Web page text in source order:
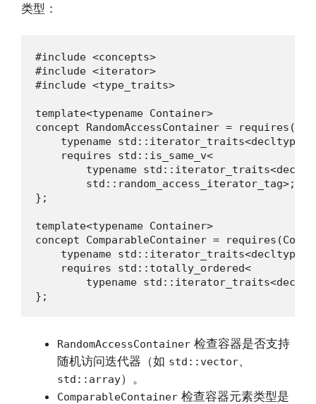
类型：
#include <concepts>
#include <iterator>
#include <type_traits>
template<typename Container>
concept RandomAccessContainer =
typename
    requires std::is_same_v<
typename
        std::random_access_iterator_tag>;
};
template<typename Container>
concept ComparableContainer =
typename
    requires std::totally_ordered<
typename
};
RandomAccessContainer 检查容器是否支持
随机访问迭代器（如 std::vector、
std::array）。
ComparableContainer 检查容器元素类型是